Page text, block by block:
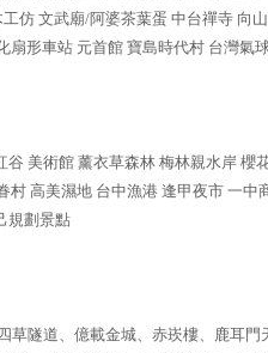
仿 文武廟/阿婆茶葉蛋 中台禪寺 向
扇形車站 元首館 寶島時代村 台灣氣
美術館 薰衣草森林 梅林親水岸 櫻
村 高美濕地 台中漁港 逢甲夜市 一中
規劃景點
草隧道、億載金城、赤崁樓、鹿耳